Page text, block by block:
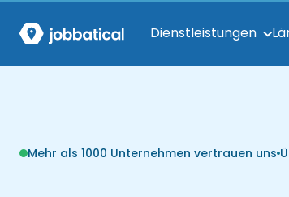
Dienstleistungen
Mehr als 1000 Unternehmen vertrauen uns